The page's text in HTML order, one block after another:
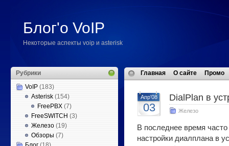
Блог'о VoIP
Некоторые аспекты voip и asterisk
Рубрики
VoIP (183)
Asterisk (154)
FreePBX (7)
FreeSWITCH (3)
Железо (19)
Обзоры (7)
Главная О сайте Промо
Апр'08
03
DialPlan в
Железо
В последнее время
настройки диалплана в